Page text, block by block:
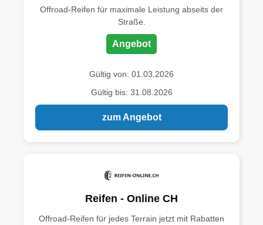
Offroad-Reifen für maximale Leistung abseits der
Straße.
Angebot
Gültig von: 01.03.2026
Gültig bis: 31.08.2026
zum Angebot
Reifen - Online CH
Offroad-Reifen für jedes Terrain jetzt mit Rabatten